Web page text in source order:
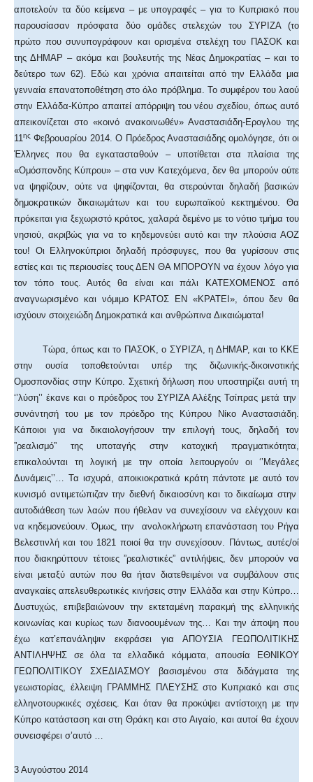
αποτελούν τα δύο κείμενα – με υπογραφές – για το Κυπριακό που
παρουσίασαν πρόσφατα δύο ομάδες στελεχών του ΣΥΡΙΖΑ (το
πρώτο που συνυπογράφουν και ορισμένα στελέχη του ΠΑΣΟΚ και
της ΔΗΜΑΡ – ακόμα και βουλευτής της Νέας Δημοκρατίας – και το
δεύτερο των 62). Εδώ και χρόνια απαιτείται από την Ελλάδα μια
γενναία επανατοποθέτηση στο όλο πρόβλημα. Το συμφέρον του λαού
στην Ελλάδα-Κύπρο απαιτεί απόρριψη του νέου σχεδίου, όπως αυτό
απεικονίζεται στο «κοινό ανακοινωθέν» Αναστασιάδη-Ερογλου της
11ης Φεβρουαρίου 2014. Ο Πρόεδρος Αναστασιάδης ομολόγησε, ότι οι
Έλληνες που θα εγκατασταθούν – υποτίθεται στα πλαίσια της
«Ομόσπονδης Κύπρου» – στα νυν Κατεχόμενα, δεν θα μπορούν ούτε
να ψηφίζουν, ούτε να ψηφίζονται, θα στερούνται δηλαδή βασικών
δημοκρατικών δικαιωμάτων και του ευρωπαϊκού κεκτημένου. Θα
πρόκειται για ξεχωριστό κράτος, χαλαρά δεμένο με το νότιο τμήμα του
νησιού, ακριβώς για να το κηδεμονεύει αυτό και την πλούσια ΑΟΖ
του! Οι Ελληνοκύπριοι δηλαδή πρόσφυγες, που θα γυρίσουν στις
εστίες και τις περιουσίες τους ΔΕΝ ΘΑ ΜΠΟΡΟΥΝ να έχουν λόγο για
τον τόπο τους. Αυτός θα είναι και πάλι ΚΑΤΕΧΟΜΕΝΟΣ από
αναγνωρισμένο και νόμιμο ΚΡΑΤΟΣ ΕΝ «ΚΡΑΤΕΙ», όπου δεν θα
ισχύουν στοιχειώδη Δημοκρατικά και ανθρώπινα Δικαιώματα!
Τώρα, όπως και το ΠΑΣΟΚ, ο ΣΥΡΙΖΑ, η ΔΗΜΑΡ, και το ΚΚΕ
στην ουσία τοποθετούνται υπέρ της διζωνικής-δικοινοτικής
Ομοσπονδίας στην Κύπρο. Σχετική δήλωση που υποστηρίζει αυτή τη
‘’λύση’’ έκανε και ο πρόεδρος του ΣΥΡΙΖΑ Αλέξης Τσίπρας μετά την
συνάντησή του με τον πρόεδρο της Κύπρου Νίκο Αναστασιάδη.
Κάποιοι για να δικαιολογήσουν την επιλογή τους, δηλαδή τον
”ρεαλισμό” της υποταγής στην κατοχική πραγματικότητα,
επικαλούνται τη λογική με την οποία λειτουργούν οι ‘’Μεγάλες
Δυνάμεις’’… Τα ισχυρά, αποικιοκρατικά κράτη πάντοτε με αυτό τον
κυνισμό αντιμετώπιζαν την διεθνή δικαιοσύνη και το δικαίωμα στην
αυτοδιάθεση των λαών που ήθελαν να συνεχίσουν να ελέγχουν και
να κηδεμονεύουν. Όμως, την ανολοκλήρωτη επανάσταση του Ρήγα
Βελεστινλή και του 1821 ποιοί θα την συνεχίσουν. Πάντως, αυτές/οί
που διακηρύττουν τέτοιες ”ρεαλιστικές” αντιλήψεις, δεν μπορούν να
είναι μεταξύ αυτών που θα ήταν διατεθειμένοι να συμβάλουν στις
αναγκαίες απελευθερωτικές κινήσεις στην Ελλάδα και στην Κύπρο…
Δυστυχώς, επιβεβαιώνουν την εκτεταμένη παρακμή της ελληνικής
κοινωνίας και κυρίως των διανοουμένων της… Και την άποψη που
έχω κατ’επανάληψιν εκφράσει για ΑΠΟΥΣΙΑ ΓΕΩΠΟΛΙΤΙΚΗΣ
ΑΝΤΙΛΗΨΗΣ σε όλα τα ελλαδικά κόμματα, απουσία ΕΘΝΙΚΟΥ
ΓΕΩΠΟΛΙΤΙΚΟΥ ΣΧΕΔΙΑΣΜΟΥ βασισμένου στα διδάγματα της
γεωιστορίας, έλλειψη ΓΡΑΜΜΗΣ ΠΛΕΥΣΗΣ στο Κυπριακό και στις
ελληνοτουρκικές σχέσεις. Και όταν θα προκύψει αντίστοιχη με την
Κύπρο κατάσταση και στη Θράκη και στο Αιγαίο, και αυτοί θα έχουν
συνεισφέρει σ’αυτό …
3 Αυγούστου 2014